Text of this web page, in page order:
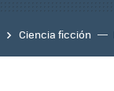
Ciencia ficción